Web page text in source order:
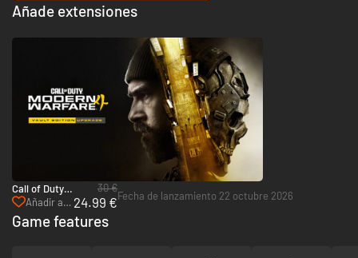
Añade extensiones
Call of Duty:
Modern
Warfare 4 -
Actualización
Añadir a
mi wishlist
30 €
24.99 €Fecha de lanzamiento 22 octubre 2026
Game features